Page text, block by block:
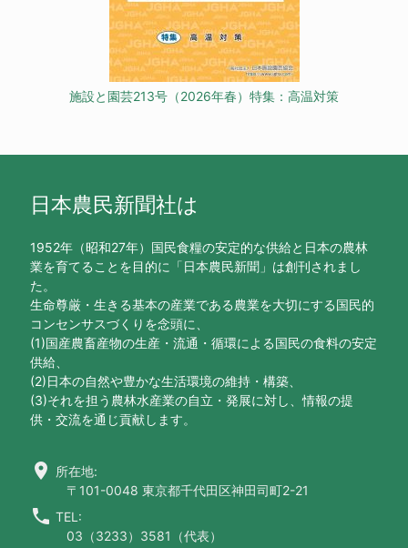
施設と園芸213号（2026年春）特集：高温対策
日本農民新聞社は
1952年（昭和27年）国民食糧の安定的な供給と日本の農林
業を育てることを目的に「日本農民新聞」は創刊されまし
た。
生命尊厳・生きる基本の産業である農業を大切にする国民的
コンセンサスづくりを念頭に、
(1)国産農畜産物の生産・流通・循環による国民の食料の安定
供給、
(2)日本の自然や豊かな生活環境の維持・構築、
(3)それを担う農林水産業の自立・発展に対し、情報の提
供・交流を通じ貢献します。
location_on 所在地:
〒101-0048 東京都千代田区神田司町2-21
call TEL:
03（3233）3581（代表）